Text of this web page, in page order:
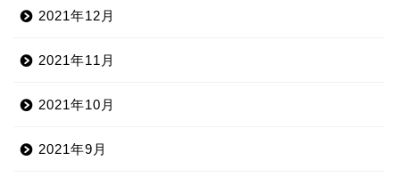
2021年12月
2021年11月
2021年10月
2021年9月